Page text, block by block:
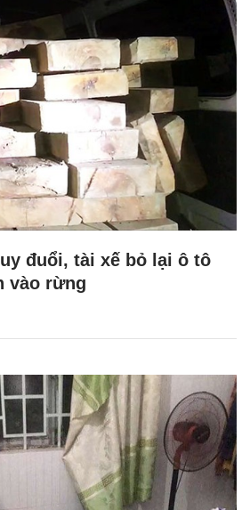
đuổi, tài xế bỏ lại ô tô
vào rừng